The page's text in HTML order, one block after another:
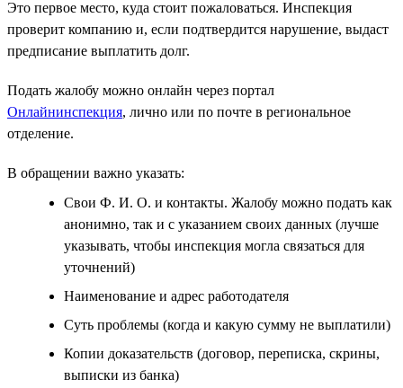
Это первое место, куда стоит пожаловаться. Инспекция
проверит компанию и, если подтвердится нарушение, выдаст
предписание выплатить долг.
Подать жалобу можно онлайн через портал
Онлайнинспекция, лично или по почте в региональное
отделение.
В обращении важно указать:
Свои Ф. И. О. и контакты. Жалобу можно подать как
анонимно, так и с указанием своих данных (лучше
указывать, чтобы инспекция могла связаться для
уточнений)
Наименование и адрес работодателя
Суть проблемы (когда и какую сумму не выплатили)
Копии доказательств (договор, переписка, скрины,
выписки из банка)